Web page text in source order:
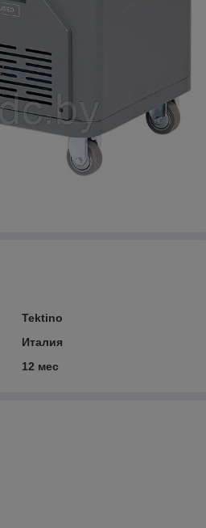
Tektino
Италия
12 мес